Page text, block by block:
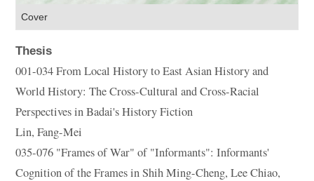
Cover
Thesis
001-034 From Local History to East Asian History and
World History: The Cross-Cultural and Cross-Racial
Perspectives in Badai's History Fiction
Lin, Fang-Mei
035-076 "Frames of War" of "Informants": Informants'
Cognition of the Frames in Shih Ming-Cheng, Lee Chiao,